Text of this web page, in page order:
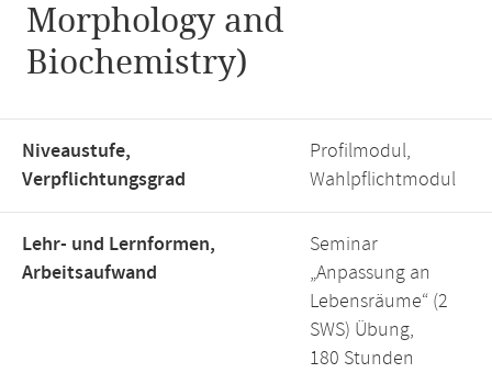
Morphology and
Biochemistry)
Niveaustufe,
Verpflichtungsgrad
Profilmodul,
Wahlpflichtmodul
Lehr- und Lernformen,
Arbeitsaufwand
Seminar
„Anpassung an
Lebensräume“ (2
SWS) Übung,
180 Stunden